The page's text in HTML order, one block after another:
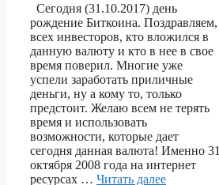
Сегодня (31.10.2017) день
рождение Биткоина. Поздравляем,
всех инвесторов, кто вложился в
данную валюту и кто в нее в свое
время поверил. Многие уже
успели заработать приличные
деньги, ну а кому то, только
предстоит. Желаю всем не терять
время и использовать
возможности, которые дает
сегодня данная валюта! Именно 31
октября 2008 года на интернет
ресурсах … Читать далее